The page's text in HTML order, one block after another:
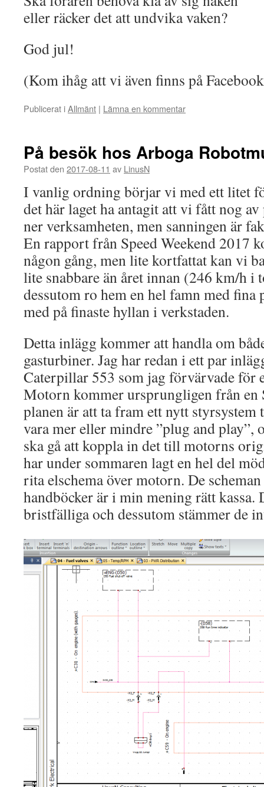
eller räcker det att undvika vaken?
God jul!
(Kom ihåg att vi även finns på
Publicerat iAllmänt | Lämna en kommentar
På besök hos Arboga
Postat den 2017-08-11 av LinusN
I vanlig ordning börjar vi med ett litet
det här laget ha antagit att vi fått nog
ner verksamheten, men sanningen är
En rapport från Speed Weekend 2017
någon gång, men lite kortfattat kan vi
lite snabbare än året innan (246 km/h i
dessutom ro hem en hel famn med fina
med på finaste hyllan i verkstaden.
Detta inlägg kommer att handla om
gasturbiner. Jag har redan i ett par
Caterpillar 553 som jag förvärvade för
Motorn kommer ursprungligen från en
planen är att ta fram ett nytt styrsystem
vara mer eller mindre ”plug and play”,
ska gå att koppla in det till motorns
har under sommaren lagt en hel del
rita elschema över motorn. De
handböcker är i min mening rätt kassa.
bristfälliga och dessutom stämmer de